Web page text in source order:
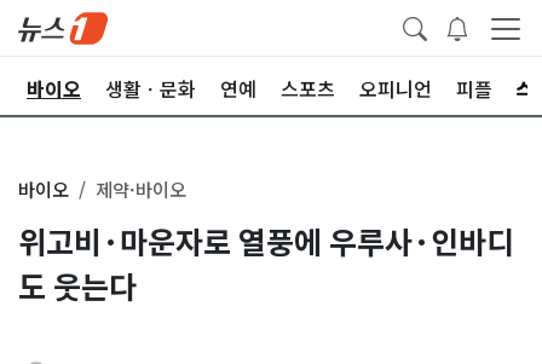
바이오 생활ㆍ문화 연예 스포츠 오피니언 피플
바이오 제약·바이오
위고비·마운자로 열풍에 우루사·인바디
도 웃는다